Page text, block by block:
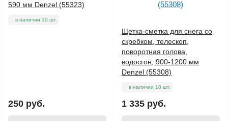
590 мм Denzel (55323)
в наличии 10 шт.
250 руб.
Щетка-сметка для снега со
скребком, телескоп,
поворотная голова,
водосгон, 900-1200 мм
Denzel (55308)
в наличии 10 шт.
1 335 руб.